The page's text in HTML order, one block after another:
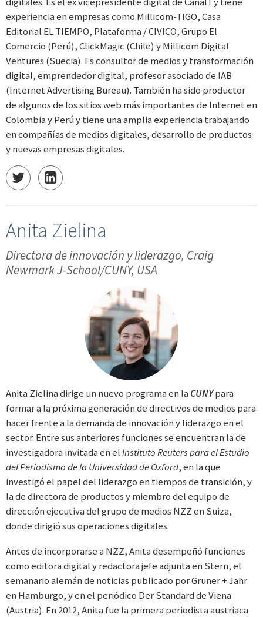
experiencia en empresas como Millicom-TIGO, Casa
Editorial EL TIEMPO, Plataforma / CIVICO, Grupo El
Comercio (Perú), ClickMagic (Chile) y Millicom Digital
Ventures (Suecia). Es consultor de medios y transformación
digital, emprendedor digital, profesor asociado de IAB
(Internet Advertising Bureau). También ha sido productor
de algunos de los sitios web más importantes de Internet en
Colombia y Perú y tiene una amplia experiencia trabajando
en compañías de medios digitales, desarrollo de productos
y nuevas empresas digitales.
Anita Zielina
Directora de innovación y liderazgo, Craig
Newmark J-School/CUNY, USA
Anita Zielina dirige un nuevo programa en la CUNYpara
formar a la próxima generación de directivos de medios para
hacer frente a la demanda de innovación y liderazgo en el
sector. Entre sus anteriores funciones se encuentran la de
investigadora invitada en elInstituto Reuters para el Estudio
del Periodismo de la Universidad de Oxford, en la que
investigó el papel del liderazgo en tiempos de transición, y
la de directora de productos y miembro del equipo de
dirección ejecutiva del grupo de medios NZZ en Suiza,
donde dirigió sus operaciones digitales.
Antes de incorporarse a NZZ, Anita desempeñó funciones
como editora digital y redactora jefe adjunta en Stern, el
semanario alemán de noticias publicado por Gruner + Jahr
en Hamburgo, y en el periódico Der Standard de Viena
(Austria). En 2012, Anita fue la primera periodista austriaca